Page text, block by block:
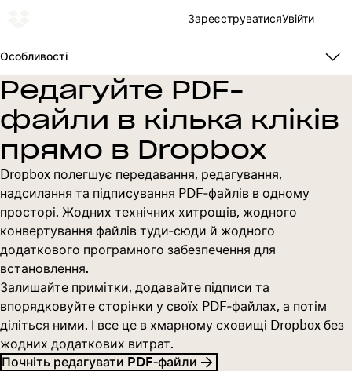
ЗареєструватисяУвійти
Особливості
Редагуйте PDF-
файли в кілька кліків
прямо в Dropbox
Dropbox полегшує передавання, редагування,
надсилання та підписування PDF‑файлів в одному
просторі. Жодних технічних хитрощів, жодного
конвертування файлів туди‑сюди й жодного
додаткового програмного забезпечення для
встановлення.
Залишайте примітки, додавайте підписи та
впорядковуйте сторінки у своїх PDF‑файлах, а потім
діліться ними. І все це в хмарному сховищі Dropbox без
жодних додаткових витрат.
Почніть редагувати PDF‑файли